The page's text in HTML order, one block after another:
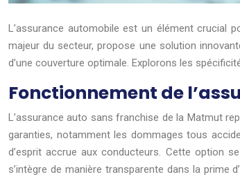
L’assurance automobile est un élément crucial
majeur du secteur, propose une solution
d’une couverture optimale. Explorons les
Fonctionnement de
L’assurance auto sans franchise de la Matmut
garanties, notamment les dommages tous
d’esprit accrue aux conducteurs. Cette option
s’intègre de manière transparente dans la prime